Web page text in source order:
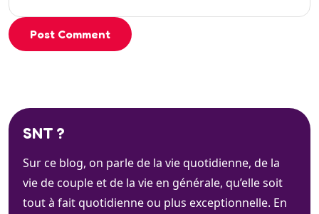
Post Comment
SNT ?
Sur ce blog, on parle de la vie quotidienne, de la
vie de couple et de la vie en générale, qu’elle soit
tout à fait quotidienne ou plus exceptionnelle. En